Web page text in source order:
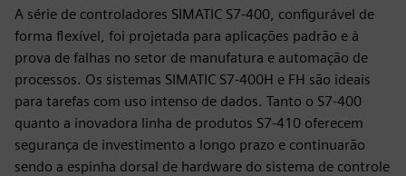
A série de controladores SIMATIC S7-400, configurável de
forma flexível, foi projetada para aplicações padrão e à
prova de falhas no setor de manufatura e automação de
processos. Os sistemas SIMATIC S7-400H e FH são ideais
para tarefas com uso intenso de dados. Tanto o S7-400
quanto a inovadora linha de produtos S7-410 oferecem
segurança de investimento a longo prazo e continuarão
sendo a espinha dorsal de hardware do sistema de controle